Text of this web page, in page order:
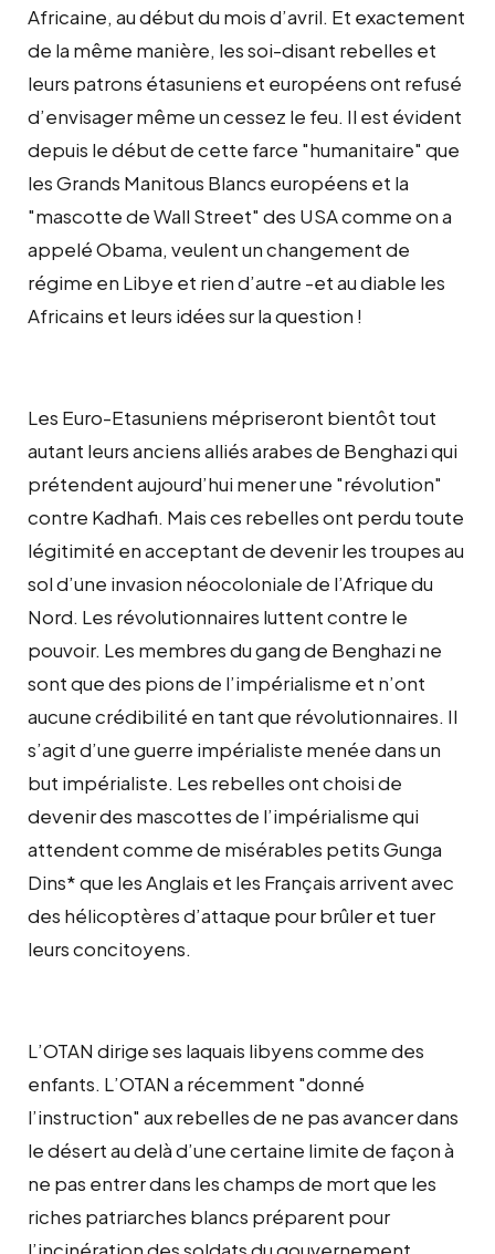
Africaine, au début du mois d’avril. Et exactement
de la même manière, les soi-disant rebelles et
leurs patrons étasuniens et européens ont refusé
d’envisager même un cessez le feu. Il est évident
depuis le début de cette farce "humanitaire" que
les Grands Manitous Blancs européens et la
"mascotte de Wall Street" des USA comme on a
appelé Obama, veulent un changement de
régime en Libye et rien d’autre -et au diable les
Africains et leurs idées sur la question !
Les Euro-Etasuniens mépriseront bientôt tout
autant leurs anciens alliés arabes de Benghazi qui
prétendent aujourd’hui mener une "révolution"
contre Kadhafi. Mais ces rebelles ont perdu toute
légitimité en acceptant de devenir les troupes au
sol d’une invasion néocoloniale de l’Afrique du
Nord. Les révolutionnaires luttent contre le
pouvoir. Les membres du gang de Benghazi ne
sont que des pions de l’impérialisme et n’ont
aucune crédibilité en tant que révolutionnaires. Il
s’agit d’une guerre impérialiste menée dans un
but impérialiste. Les rebelles ont choisi de
devenir des mascottes de l’impérialisme qui
attendent comme de misérables petits Gunga
Dins* que les Anglais et les Français arrivent avec
des hélicoptères d’attaque pour brûler et tuer
leurs concitoyens.
L’OTAN dirige ses laquais libyens comme des
enfants. L’OTAN a récemment "donné
l’instruction" aux rebelles de ne pas avancer dans
le désert au delà d’une certaine limite de façon à
ne pas entrer dans les champs de mort que les
riches patriarches blancs préparent pour
l’incinération des soldats du gouvernement